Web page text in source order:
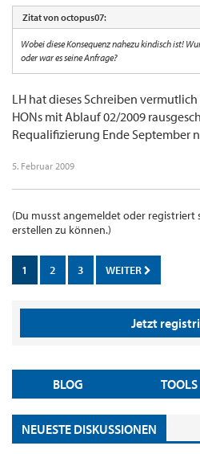
Zitat von octopus07:
Wobei diese Konsequenz nahezu kindisch ist!
oder war es seine Anfrage?
LH hat dieses Schreiben
HONs mit Ablauf 02/2009
Requalifizierung Ende September
5. Februar 2009
(Du musst angemeldet oder registriert
erstellen zu können.)
1 2 3 WEITER
Jetzt
BLOG TOOLS
NEUESTE DISKUSSIONEN